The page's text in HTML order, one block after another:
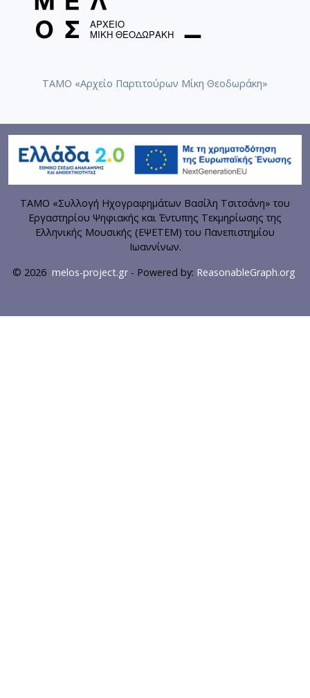
ΤΑΜΟ «Αρχείο Παρτιτούρων Μίκη Θεοδωράκη»
ΤΑΜΟ «Συλλογή Ηχογραφημάτων Βασίλη Τσιτσάνη» του
Εργαστηρίου Ψηφιακής και Έντυπης Τεκμηρίωσης της
Ελληνικής Μουσικής (ΕΨΕΤΕΜ) του Πανεπιστημίου
Ιωαννίνων.
© 2026 melos-project.gr- Powered by: ReasonableGraph.org